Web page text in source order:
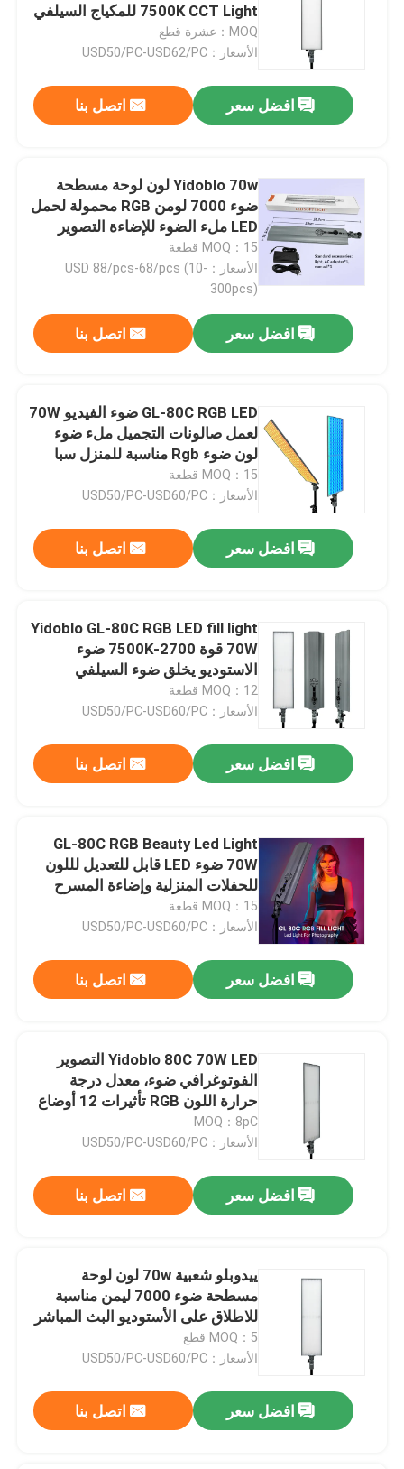
المنزل
حولنا
جولة في المصنع
اتصل بنا
أخبار
القضايا
أضواء استوديو فيديو LED
ضوء نصف القمر LED
أضواء التصوير النهاري
مصباح لوحي LED ناعم
7500K CCT Light للمكياج السيلفي
Live Streaming Fill Light
MOQ：عشرة قطع
الأسعار：USD50/PC-USD62/PC
افضل سعر اتصل بنا
Yidoblo 70w لون لوحة مسطحة
ضوء 7000 لومن RGB محمولة لحمل
LED ملء الضوء للإضاءة التصوير
الفوتوغرافي الاستوديو
MOQ：15 قطعة
الأسعار：USD 88/pcs-68/pcs (10-
300pcs)
افضل سعر اتصل بنا
GL-80C RGB LED ضوء الفيديو 70W
لعمل صالونات التجميل ملء ضوء
لون ضوء Rgb مناسبة للمنزل سبا
والصالونات والاسترخاء
MOQ：15 قطعة
الأسعار：USD50/PC-USD60/PC
افضل سعر اتصل بنا
Yidoblo GL-80C RGB LED fill light
70W قوة 2700-7500K ضوء
الاستوديو يخلق ضوء السيلفي
MOQ：12 قطعة
الأسعار：USD50/PC-USD60/PC
افضل سعر اتصل بنا
GL-80C RGB Beauty Led Light
70W ضوء LED قابل للتعديل لللون
للحفلات المنزلية وإضاءة المسرح
التحكم عن بعد قابل للتخفيف
MOQ：15 قطعة
الأسعار：USD50/PC-USD60/PC
افضل سعر اتصل بنا
Yidoblo 80C 70W LED التصوير
الفوتوغرافي ضوء، معدل درجة
حرارة اللون RGB تأثيرات 12 أوضاع
Studio USE
MOQ：8pC
الأسعار：USD50/PC-USD60/PC
افضل سعر اتصل بنا
ييدوبلو شعبية 70w لون لوحة
مسطحة ضوء 7000 ليمن مناسبة
للاطلاق على الأستوديو البث المباشر
ملء الضوء سهلة الحمل
MOQ：5 قطع
الأسعار：USD50/PC-USD60/PC
افضل سعر اتصل بنا